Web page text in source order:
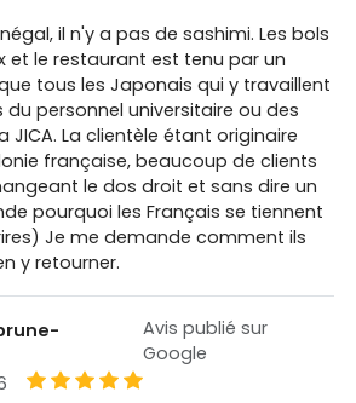
il n'y a pas de sashimi. Les bols
et le restaurant est tenu par un
tous les Japonais qui y travaillent
personnel universitaire ou des
JICA. La clientèle étant originaire
française, beaucoup de clients
le dos droit et sans dire un
pourquoi les Français se tiennent
Je me demande comment ils
y retourner.
Avis publié sur
Google